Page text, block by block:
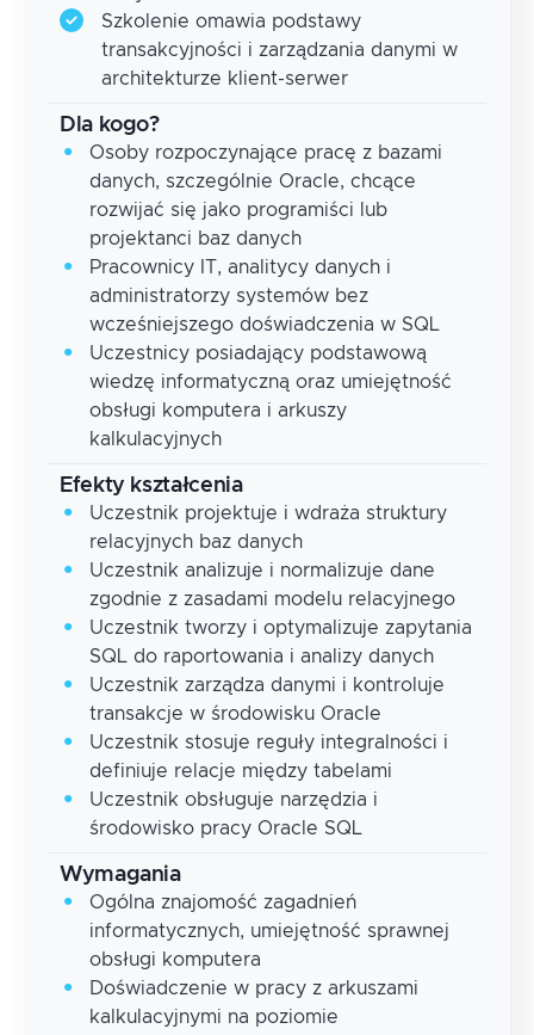
Szkolenie omawia podstawy
transakcyjności i zarządzania danymi w
architekturze klient-serwer
Dla kogo?
Osoby rozpoczynające pracę z bazami
danych, szczególnie Oracle, chcące
rozwijać się jako programiści lub
projektanci baz danych
Pracownicy IT, analitycy danych i
administratorzy systemów bez
wcześniejszego doświadczenia w SQL
Uczestnicy posiadający podstawową
wiedzę informatyczną oraz umiejętność
obsługi komputera i arkuszy
kalkulacyjnych
Efekty kształcenia
Uczestnik projektuje i wdraża struktury
relacyjnych baz danych
Uczestnik analizuje i normalizuje dane
zgodnie z zasadami modelu relacyjnego
Uczestnik tworzy i optymalizuje zapytania
SQL do raportowania i analizy danych
Uczestnik zarządza danymi i kontroluje
transakcje w środowisku Oracle
Uczestnik stosuje reguły integralności i
definiuje relacje między tabelami
Uczestnik obsługuje narzędzia i
środowisko pracy Oracle SQL
Wymagania
Ogólna znajomość zagadnień
informatycznych, umiejętność sprawnej
obsługi komputera
Doświadczenie w pracy z arkuszami
kalkulacyjnymi na poziomie